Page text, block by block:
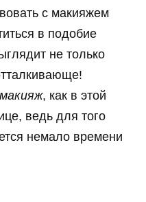
с макияжем
в подобие
не только
, как в этой
ведь для того
немало времени